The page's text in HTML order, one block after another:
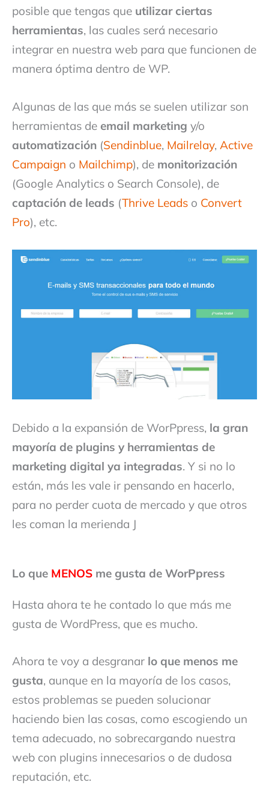
posible que tengas que utilizar ciertas
herramientas, las cuales será necesario
integrar en nuestra web para que funcionen de
manera óptima dentro de WP.
Algunas de las que más se suelen utilizar son
herramientas de email marketing y/o
automatización (Sendinblue, Mailrelay, Active
Campaign o Mailchimp), de monitorización
(Google Analytics o Search Console), de
captación de leads (Thrive Leads o Convert
Pro), etc.
Debido a la expansión de WorPpress, la gran
mayoría de plugins y herramientas de
marketing digital ya integradas. Y si no lo
están, más les vale ir pensando en hacerlo,
para no perder cuota de mercado y que otros
les coman la merienda J
Lo que MENOS me gusta de WorPpress
Hasta ahora te he contado lo que más me
gusta de WordPress, que es mucho.
Ahora te voy a desgranar lo que menos me
gusta, aunque en la mayoría de los casos,
estos problemas se pueden solucionar
haciendo bien las cosas, como escogiendo un
tema adecuado, no sobrecargando nuestra
web con plugins innecesarios o de dudosa
reputación, etc.